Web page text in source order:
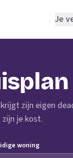
Je
Klusjesman
zijn eigen
je kost.
woning